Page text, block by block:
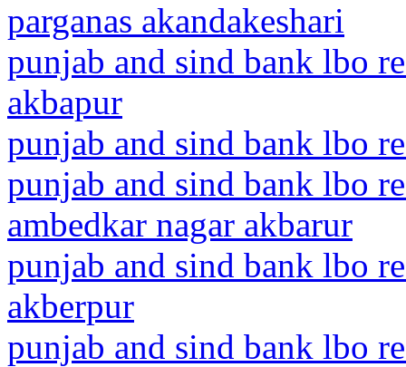
parganas akandakeshari
punjab and sind bank lbo
akbapur
punjab and sind bank lbo
punjab and sind bank lbo
ambedkar nagar akbarur
punjab and sind bank lbo
akberpur
punjab and sind bank lbo